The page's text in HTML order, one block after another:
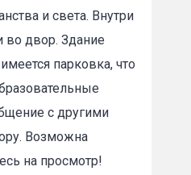
и света. Внутри
во двор. Здание
парковка, что
с другими
Возможна
на просмотр!